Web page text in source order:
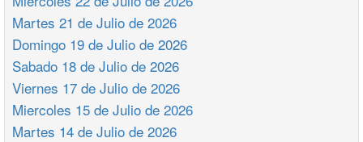
Martes 21 de Julio de 2026
Domingo 19 de Julio de 2026
Sabado 18 de Julio de 2026
Viernes 17 de Julio de 2026
Miercoles 15 de Julio de 2026
Martes 14 de Julio de 2026